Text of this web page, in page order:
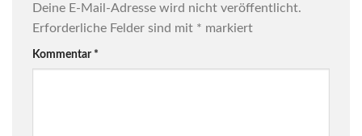
Deine E-Mail-Adresse wird nicht veröffentlicht.
Erforderliche Felder sind mit * markiert
Kommentar *